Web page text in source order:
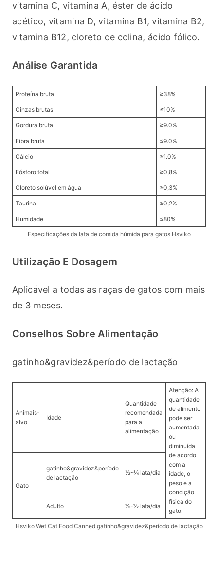
vitamina C, vitamina A, éster de ácido
acético, vitamina D, vitamina B1, vitamina B2,
vitamina B12, cloreto de colina, ácido fólico.
Análise Garantida
Proteína bruta ≥38%
Cinzas brutas ≤10%
Gordura bruta ≥9.0%
Fibra bruta ≤9.0%
Cálcio ≥1.0%
Fósforo total ≥0,8%
Cloreto solúvel em água ≥0,3%
Taurina ≥0,2%
Humidade ≤80%
Especificações da lata de comida húmida para gatos Hsviko
Utilização E Dosagem
Aplicável a todas as raças de gatos com mais
de 3 meses.
Conselhos Sobre Alimentação
gatinho&gravidez&período de lactação
Animais-
alvo
Idade
Quantidade
recomendada
para a
alimentação
Atenção: A
quantidade
de alimento
pode ser
aumentada
ou
diminuída
de acordo
com a
idade, o
peso e a
condição
física do
gato.
Gato
gatinho&gravidez&período
de lactação
½-¾ lata/dia
Adulto ⅓-½ lata/dia
Hsviko Wet Cat Food Canned gatinho&gravidez&período de lactação